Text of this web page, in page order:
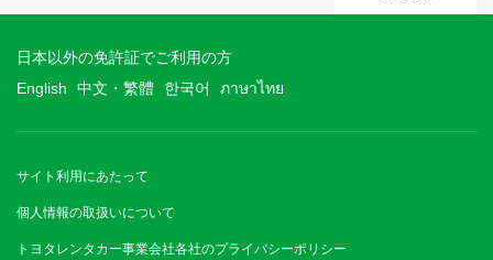
日本以外の免許証でご利用の方
English
中文・繁體 한국어 ภาษาไทย
サイト利用にあたって
個人情報の取扱いについて
トヨタレンタカー事業会社各社のプライバシーポリシー